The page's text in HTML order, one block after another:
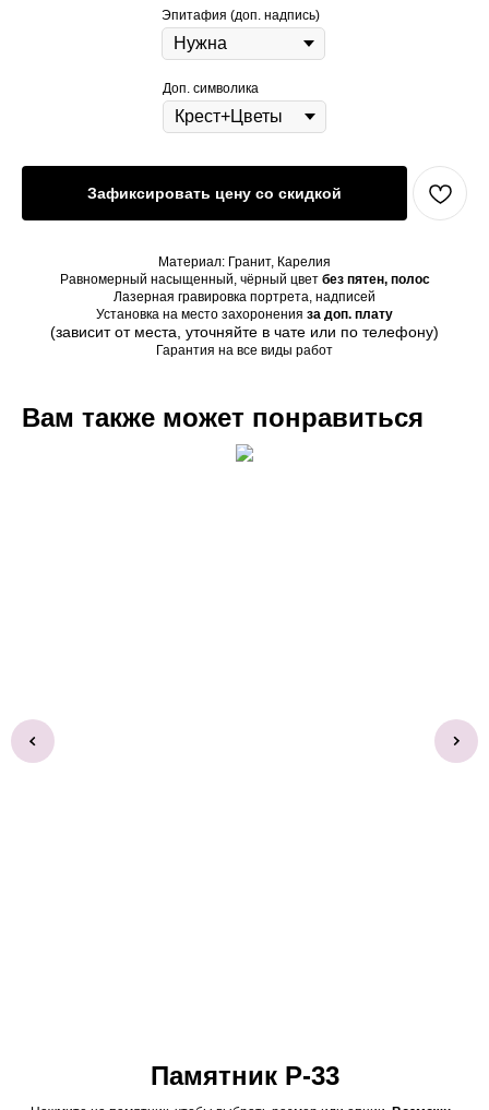
Эпитафия (доп. надпись)
Доп. символика
Зафиксировать цену со скидкой
Материал: Гранит, Карелия
Равномерный насыщенный, чёрный цвет без пятен, полос
Лазерная гравировка портрета, надписей
Установка на место захоронения за доп. плату
(зависит от места, уточняйте в чате или по телефону)
Гарантия на все виды работ
Вам также может понравиться
Памятник Р-33